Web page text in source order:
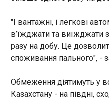
"І вантажні, і легкові
в’їжджати та виїжджати
разу на добу. Це
споживання пального", -
Обмеження діятимуть у
Казахстану - на півдні,